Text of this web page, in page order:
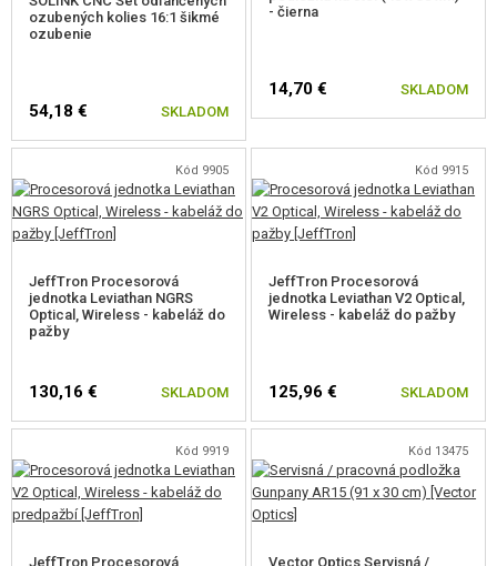
ŠPECIFIKÁCIA
Kompletná konštrukcia in-runnera (vonkajší plášť nerotuje) s
maximálnym výkonom a krútiacim momentom.
Kvalitné medené vinutie odolné voči vysokým teplotám.
Kvalitné magnety.
Pracovné napätie 7,2 - 16,8 V (2 až 4 článkové lítium polymér batérie).
Kompatibilný s procesorovými jednotkami Leviathan, Titan, Aster,
T238.
PARAMETRE MOTORA SOLINK V5 PLUS (pri 11.1 V)
ozubených kolies 16:1 šikmé
ozubenie
54,18 € SKLADOM
- čierna
14,70 € SKLADOM
Kód 9905
JeffTron Procesorová
jednotka Leviathan NGRS
Optical, Wireless - kabeláž do
pažby
130,16 € SKLADOM
Kód 9915
JeffTron Procesorová
jednotka Leviathan V2 Optical,
Wireless - kabeláž do pažby
125,96 € SKLADOM
Kód 9919
JeffTron Procesorová
Kód 13475
Vector Optics Servisná /